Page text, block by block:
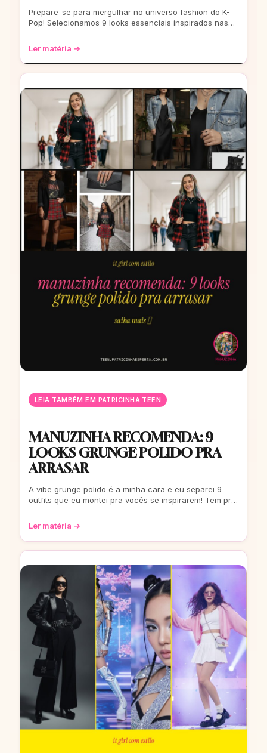
Prepare-se para mergulhar no universo fashion do K-
Pop! Selecionamos 9 looks essenciais inspirados nas
Ler matéria →
LEIA TAMBÉM EM PATRICINHA TEEN
MANUZINHA RECOMENDA: 9
LOOKS GRUNGE POLIDO PRA
ARRASAR
A vibe grunge polido é a minha cara e eu separei 9
outfits que eu montei pra vocês se inspirarem! Tem pra
Ler matéria →